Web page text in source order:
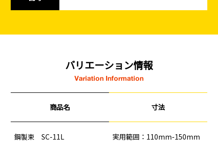
バリエーション情報
Variation Information
商品名 寸法
鋼製束 SC-11L 実用範囲：110mm-150mm